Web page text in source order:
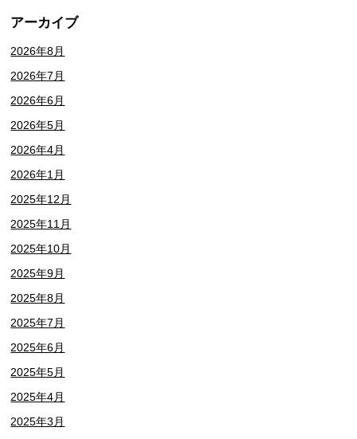
アーカイブ
2026年8月
2026年7月
2026年6月
2026年5月
2026年4月
2026年1月
2025年12月
2025年11月
2025年10月
2025年9月
2025年8月
2025年7月
2025年6月
2025年5月
2025年4月
2025年3月